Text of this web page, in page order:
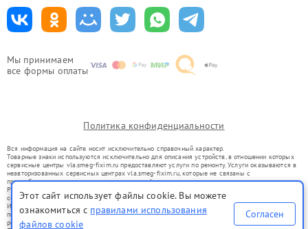
Мы принимаем
все формы оплаты
Политика конфиденциальности
Вся информация на сайте носит исключительно справочный характер.
Товарные знаки используются исключительно для описания устройств, в отношении которых
сервисные центры vla.smeg-fixim.ru предоставляют услуги по ремонту. Услуги оказываются в
неавторизованных сервисных центрах vla.smeg-fixim.ru, которые не связаны с
правообладателями товарных знаков или их официальными представителями.
Ремонт осуществляется для устройств, уже введенных в гражданский оборот в соответствии
со статьей 1487 ГК РФ.
Использование товарных знаков не преследует цели индивидуализации услуг или введения
потребителей в заблуждение, а служит для информирования о предоставляемых услугах по
ремонту техники указанных брендов.
Этот сайт использует файлы cookie. Вы можете
ознакомиться с правилами использования
файлов cookie
Согласен